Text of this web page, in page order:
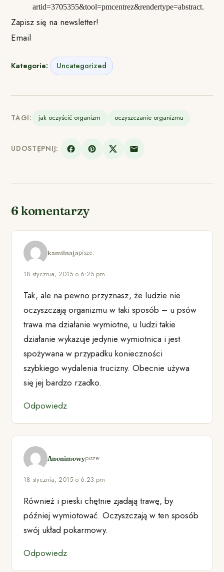
artid=3705355&tool=pmcentrez&rendertype=abstract.
Zapisz się na newsletter!
Email
Kategorie: Uncategorized
TAGI: jak oczyścić organizm oczyszczanie organizmu
UDOSTĘPNIJ:
6 komentarzy
kamilnajapisze:
18 stycznia, 2015 o 6:25 pm
Tak, ale na pewno przyznasz, że ludzie nie
oczyszczają organizmu w taki sposób – u psów
trawa ma działanie wymiotne, u ludzi takie
działanie wykazuje jedynie wymiotnica i jest
spożywana w przypadku konieczności
szybkiego wydalenia trucizny. Obecnie używa
się jej bardzo rzadko.
Odpowiedz
Anonimowypisze:
18 stycznia, 2015 o 6:23 pm
Również i pieski chętnie zjadają trawę, by
później wymiotować. Oczyszczają w ten sposób
swój układ pokarmowy.
Odpowiedz